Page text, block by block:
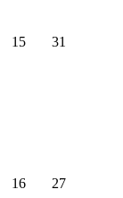
15 31
16 27